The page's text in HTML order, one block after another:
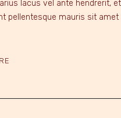
lacus vel ante hendrerit,
pellentesque mauris sit